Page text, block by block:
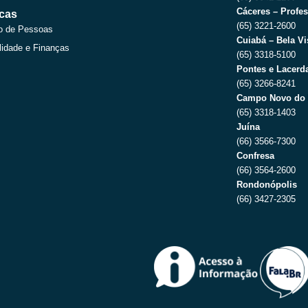
de Pessoas
e Finanças
Cáceres –
(65) 3221-2600
Cuiabá – Bela
(65) 3318-5100
Pontes e
(65) 3266-8241
Campo Novo do
(65) 3318-1403
Juína
(66) 3566-7300
Confresa
(66) 3564-2600
Rondonópolis
(66) 3427-2305